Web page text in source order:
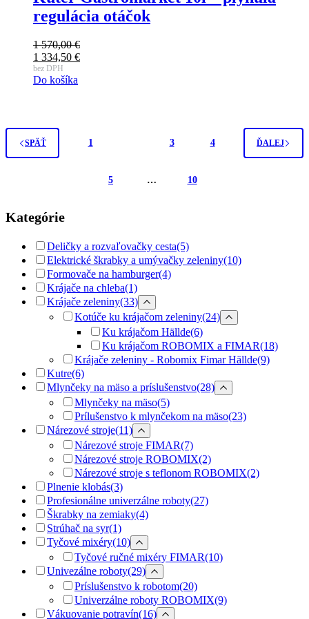
regulácia otáčok
1 570,00€
Pôvodná
cena
bola:
1 334,50 €
Aktuálna
cena
bez DPH
Do košíka
SPÄŤ 1 3 4
5 … 10
ĎALEJ
Kategórie
Deličky a rozvaľovačky cesta(5)
Elektrické škrabky a umývačky zeleniny(10)
Formovače na hamburger(4)
Krájače na chleba(1)
Krájače zeleniny(33)
Kotúče ku krájačom zeleniny(24)
Ku krájačom Hällde(6)
Ku krájačom ROBOMIX a FIMAR(18)
Krájače zeleniny - Robomix Fimar Hällde(9)
Kutre(6)
Mlynčeky na mäso a príslušenstvo(28)
Mlynčeky na mäso(5)
Prílušenstvo k mlynčekom na mäso(23)
Nárezové stroje(11)
Nárezové stroje FIMAR(7)
Nárezové stroje ROBOMIX(2)
Nárezové stroje s teflonom ROBOMIX(2)
Plnenie klobás(3)
Profesionálne univerzálne roboty(27)
Škrabky na zemiaky(4)
Strúhač na syr(1)
Tyčové mixéry(10)
Tyčové ručné mixéry FIMAR(10)
Univezálne roboty(29)
Príslušenstvo k robotom(20)
Univerzálne roboty ROBOMIX(9)
Vákuovanie potravín(16)